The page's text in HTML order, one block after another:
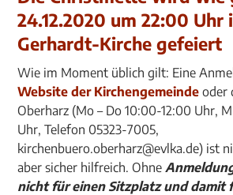
24.12.2020 um 22:00 Uhr
Gerhardt-Kirche gefeiert
Wie im Moment üblich gilt: Eine
Website der Kirchengemeinde oder
Oberharz (Mo – Do 10:00-12:00 Uhr,
Uhr, Telefon 05323-7005,
kirchenbuero.oberharz@evlka.de) ist
aber sicher hilfreich. Ohne
nicht für einen Sitzplatz und damit